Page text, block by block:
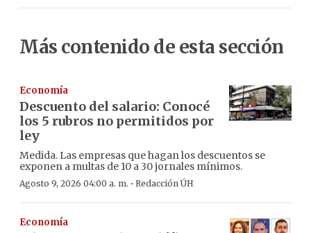
Más contenido de esta sección
Economía
Descuento del salario: Conocé
los 5 rubros no permitidos por
ley
Medida. Las empresas que hagan los descuentos se
exponen a multas de 10 a 30 jornales mínimos.
Agosto 9, 2026 04:00 a. m. · Redacción ÚH
Economía